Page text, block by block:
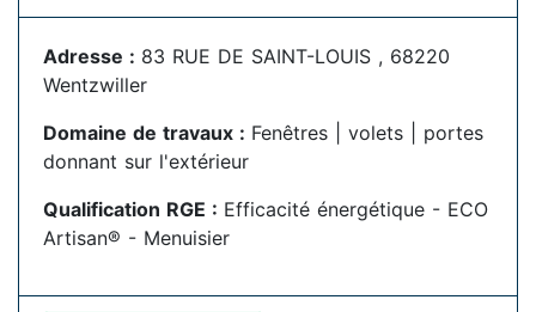
Adresse : 83 RUE DE SAINT-LOUIS , 68220
Wentzwiller
Domaine de travaux : Fenêtres | volets | portes
donnant sur l'extérieur
Qualification RGE : Efficacité énergétique - ECO
Artisan® - Menuisier